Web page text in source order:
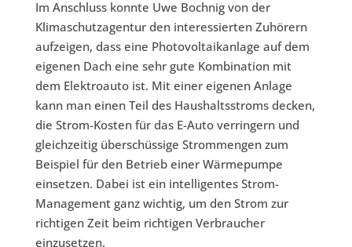
Im Anschluss konnte Uwe Bochnig von der
Klimaschutzagentur den interessierten Zuhörern
aufzeigen, dass eine Photovoltaikanlage auf dem
eigenen Dach eine sehr gute Kombination mit
dem Elektroauto ist. Mit einer eigenen Anlage
kann man einen Teil des Haushaltsstroms decken,
die Strom-Kosten für das E-Auto verringern und
gleichzeitig überschüssige Strommengen zum
Beispiel für den Betrieb einer Wärmepumpe
einsetzen. Dabei ist ein intelligentes Strom-
Management ganz wichtig, um den Strom zur
richtigen Zeit beim richtigen Verbraucher
einzusetzen.